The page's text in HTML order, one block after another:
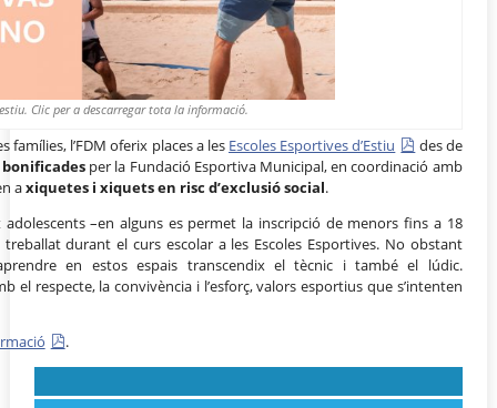
Clic per a descarregar tota la informació.
famílies, l’FDM oferix places a les Escoles Esportives d’Estiu
des de
bonificadesper la Fundació Esportiva Municipal, en coordinació amb
axiquetes i xiquets en risc d’exclusió social.
–en alguns es permet la inscripció de menors fins a 18
durant el curs escolar a les Escoles Esportives. No obstant
en estos espais transcendix el tècnic i també el lúdic.
el respecte, la convivència i l’esforç, valors esportius que s’intenten
.